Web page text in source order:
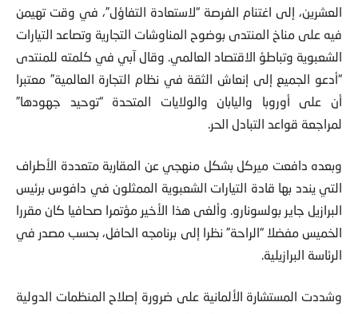
فيه على مناخ المنتدى بوضوح المناوشات التجارية وتصاعد التيارات
الشعبوية وتباطؤ الاقتصاد العالمي. وقال آبي في كلمته للمنتدى
“أدعو الجميع إلى إنعاش الثقة في نظام التجارة العالمية” معتبرا
أن على أوروبا واليابان والولايات المتحدة “توحيد جهودها”
لمراجعة قواعد التبادل الحر.
التي يندد بها قادة التيارات الشعبوية الممثلون في دافوس برئيس
البرازيل جاير بولسونارو. وألغى هذا الأخير مؤتمرا صحافيا كان مقررا
الخميس مفضلا “الراحة” نظرا إلى برنامجه الحافل، بحسب مصدر في
الرئاسة البرازيلية.
الكبرى في ظل تغير موازين القوى في العالم. وقالت ميركل